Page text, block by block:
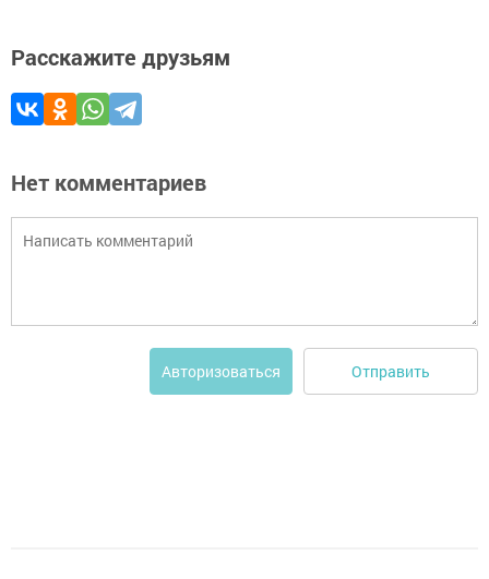
Расскажите друзьям
Нет комментариев
Авторизоваться Отправить